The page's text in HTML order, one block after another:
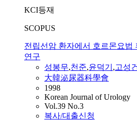
KCI등재
SCOPUS
전립선암 환자에서 호르몬요법
연구
성봉무,천준,윤덕기 ,고성
大韓泌尿器科學會
1998
Korean Journal of Urology
Vol.39 No.3
복사/대출신청